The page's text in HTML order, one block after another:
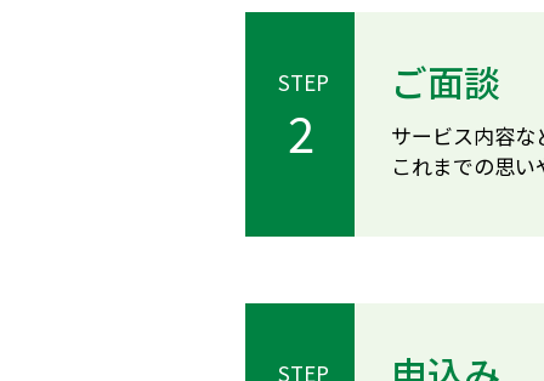
STEP
2
ご面談
サービス内容な
これまでの思
STEP